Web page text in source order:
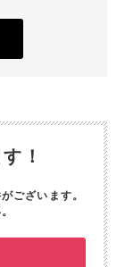
！
ございます。